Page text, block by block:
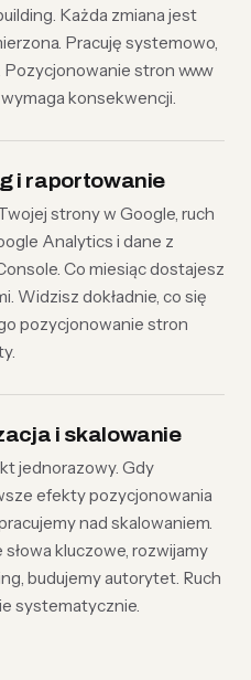
Każda zmiana jest
Pracuję systemowo,
stron www
konsekwencji.
i raportowanie
strony w Google, ruch
Analytics i dane z
Co miesiąc dostajesz
Widzisz dokładnie, co się
pozycjonowanie stron
i skalowanie
jednorazowy. Gdy
efekty pozycjonowania
nad skalowaniem.
kluczowe, rozwijamy
budujemy autorytet. Ruch
systematycznie.